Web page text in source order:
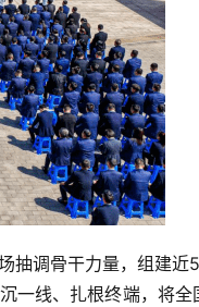
抽调骨干力量，组建
一线、扎根终端，将